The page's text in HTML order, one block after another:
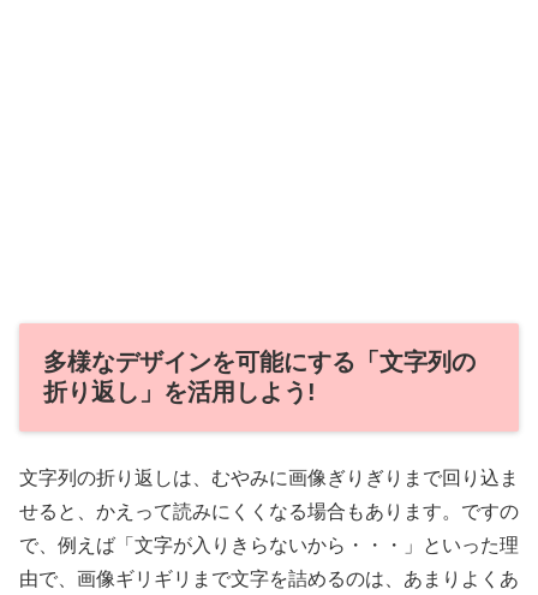
多様なデザインを可能にする「文字列の
折り返し」を活用しよう!
文字列の折り返しは、むやみに画像ぎりぎりまで回り込ま
せると、かえって読みにくくなる場合もあります。ですの
で、例えば「文字が入りきらないから・・・」といった理
由で、画像ギリギリまで文字を詰めるのは、あまりよくあ